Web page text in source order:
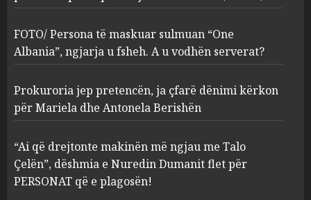
4
çfarë dënimi kërkon për
Mariela dhe Antonela
Berishën
MARCH 25, 2025
5
“Ai që drejtonte makinën më
ngjau me Talo Çelën”,
flet për PERSONAT që e
plagosën!
MARCH 25, 2025
FOTO/ Persona të maskuar sulmuan “One
Albania”, ngjarja u fsheh. A u vodhën serverat?
Prokuroria jep pretencën, ja çfarë dënimi kërkon
për Mariela dhe Antonela Berishën
“Ai që drejtonte makinën më ngjau me Talo
Çelën”, dëshmia e Nuredin Dumanit flet për
PERSONAT që e plagosën!